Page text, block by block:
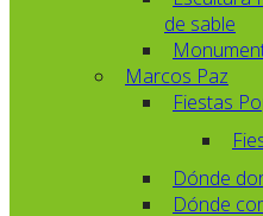
de sable
Marcos Paz
Fiestas
Dónde
Dónde